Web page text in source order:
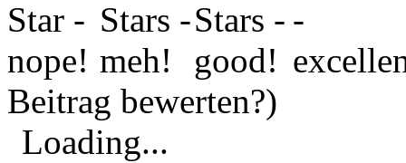
Beitrag bewerten?)
Loading...